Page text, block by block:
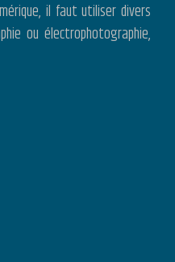
il faut utiliser divers
ou électrophotographie,